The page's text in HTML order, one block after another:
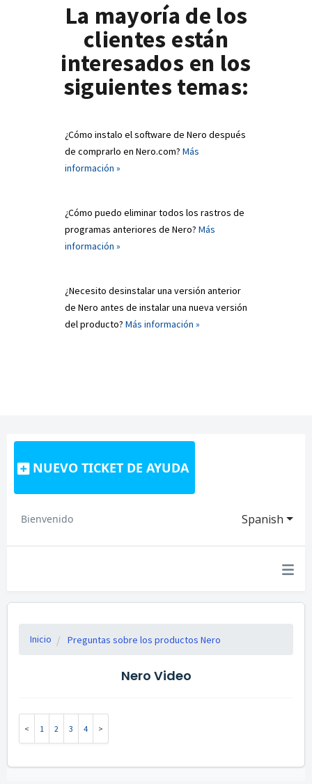
La mayoría de los
clientes están
interesados en los
siguientes temas:
¿Cómo instalo el software de Nero después
de comprarlo en Nero.com? Más
información »
¿Cómo puedo eliminar todos los rastros de
programas anteriores de Nero? Más
información »
¿Necesito desinstalar una versión anterior
de Nero antes de instalar una nueva versión
del producto? Más información »
NUEVO TICKET DE AYUDA
Spanish
Bienvenido
Inicio Preguntas sobre los productos Nero
Nero Video
1 2 3 4